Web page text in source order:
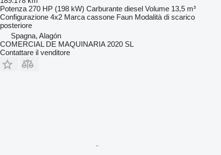
Potenza 270 HP (198 kW) Carburante diesel Volume 13,5 m³
Configurazione 4x2 Marca cassone Faun Modalità di scarico
posteriore
Spagna, Alagón
COMERCIAL DE MAQUINARIA 2020 SL
Contattare il venditore